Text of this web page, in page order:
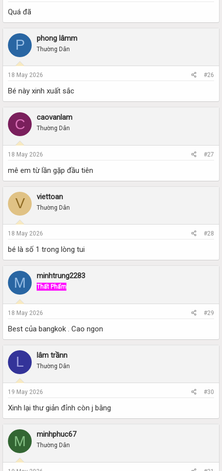
Quá đã
P phong lâmm
Thường Dân
18 May 2026 #26
Bé này xinh xuất sắc
C caovanlam
Thường Dân
18 May 2026 #27
mê em từ lần gặp đầu tiên
V viettoan
Thường Dân
18 May 2026 #28
bé là số 1 trong lòng tui
M minhtrung2283
Thất Phẩm
18 May 2026 #29
Best của bangkok . Cao ngon
L lâm trầnn
Thường Dân
19 May 2026 #30
Xinh lại thư giản đỉnh còn j bằng
M minhphuc67
Thường Dân